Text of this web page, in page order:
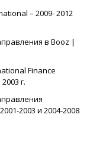
– 2009- 2012
в Booz |
Finance
г.
2003 и 2004-2008